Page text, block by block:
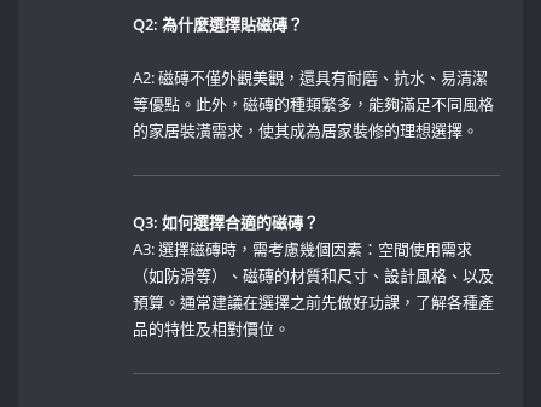
Q2: 為什麼選擇貼磁磚？
A2: 磁磚不僅外觀美觀，還具有耐磨、抗水、易清潔
等優點。此外，磁磚的種類繁多，能夠滿足不同風格
的家居裝潢需求，使其成為居家裝修的理想選擇。
Q3: ​如何選擇合適的磁磚？
A3: 選擇磁磚時，需考慮幾個因素：空間使用需求
（如防滑等）、磁磚的材質和尺寸、設計風格、以及
預算。通常建議在選擇之前先做好功課，了解各種產
品的特性及相對價位。